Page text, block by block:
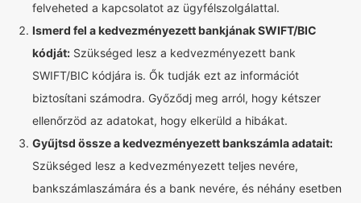
felveheted a kapcsolatot az ügyfélszolgálattal.
Ismerd fel a kedvezményezett bankjának SWIFT/BIC
kódját: Szükséged lesz a kedvezményezett bank
SWIFT/BIC kódjára is. Ők tudják ezt az információt
biztosítani számodra. Győződj meg arról, hogy kétszer
ellenőrzöd az adatokat, hogy elkerüld a hibákat.
Gyűjtsd össze a kedvezményezett bankszámla adatait:
Szükséged lesz a kedvezményezett teljes nevére,
bankszámlaszámára és a bank nevére, és néhány esetben